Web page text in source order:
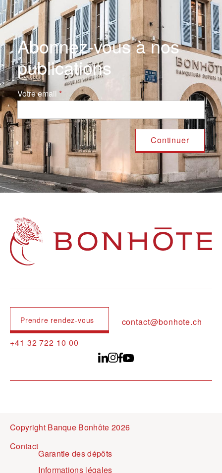
Abonnez-vous à nos
publications
Votre email
Navigation principale
Prendre rendez-vous
contact@bonhote.ch
+41 32 722 10 00
Copyright Banque Bonhôte 2026
ContactPied de page
Garantie des dépôts
Informations légales